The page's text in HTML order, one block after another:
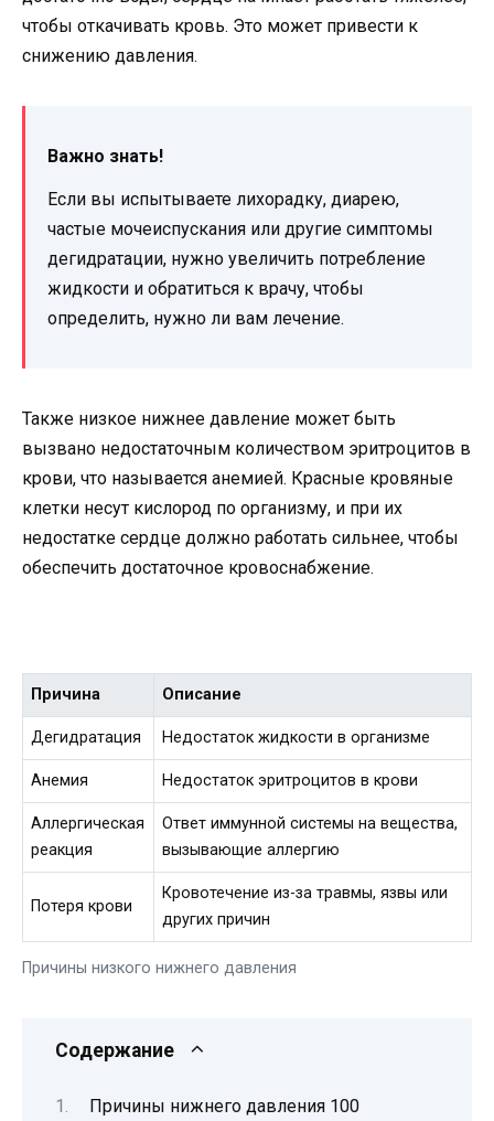
чтобы откачивать кровь. Это может привести к
снижению давления.
Важно знать!
Если вы испытываете лихорадку, диарею,
частые мочеиспускания или другие симптомы
дегидратации, нужно увеличить потребление
жидкости и обратиться к врачу, чтобы
определить, нужно ли вам лечение.
Также низкое нижнее давление может быть
вызвано недостаточным количеством эритроцитов в
крови, что называется анемией. Красные кровяные
клетки несут кислород по организму, и при их
недостатке сердце должно работать сильнее, чтобы
обеспечить достаточное кровоснабжение.
Причины низкого нижнего давления
Причина Описание
Дегидратация Недостаток жидкости в организме
Анемия Недостаток эритроцитов в крови
Аллергическая
реакция
Ответ иммунной системы на вещества,
вызывающие аллергию
Потеря крови
Кровотечение из-за травмы, язвы или
других причин
Содержание
Причины нижнего давления 100